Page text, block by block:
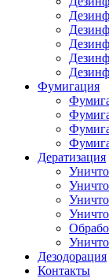
Фумигация
Дератизация
Дезодорация
Контакты